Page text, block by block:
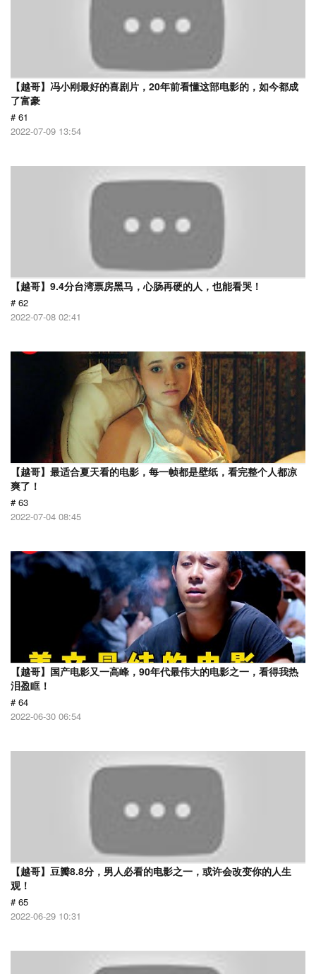
【越哥】冯小刚最好的喜剧片，20年前看懂这部电影的，如今都成
了富豪
# 61
2022-07-09 13:54
【越哥】9.4分台湾票房黑马，心肠再硬的人，也能看哭！
# 62
2022-07-08 02:41
【越哥】最适合夏天看的电影，每一帧都是壁纸，看完整个人都凉
爽了！
# 63
2022-07-04 08:45
【越哥】国产电影又一高峰，90年代最伟大的电影之一，看得我热
泪盈眶！
# 64
2022-06-30 06:54
【越哥】豆瓣8.8分，男人必看的电影之一，或许会改变你的人生
观！
# 65
2022-06-29 10:31